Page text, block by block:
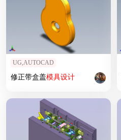
UG,AUTOCAD
修正带盒盖模具设计